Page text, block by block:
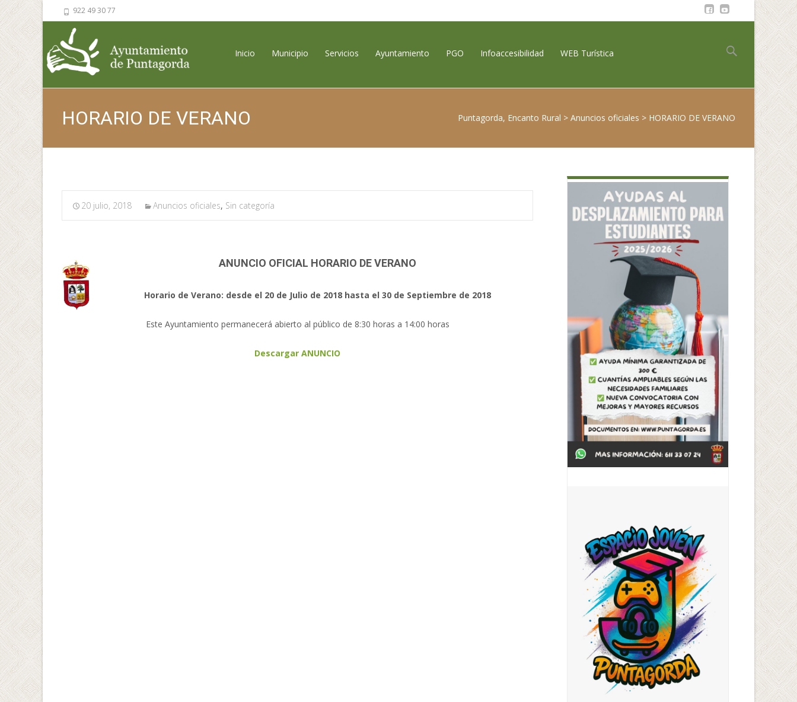
922 49 30 77
Inicio
Municipio Servicios Ayuntamiento PGO Infoaccesibilidad WEB Turística
Buscar:
HORARIO DE VERANO Puntagorda, Encanto Rural > Anuncios oficiales > HORARIO DE VERANO
20 julio, 2018 Anuncios oficiales, Sin categoría
ANUNCIO OFICIAL HORARIO DE VERANO
Horario de Verano: desde el 20 de Julio de 2018 hasta el 30 de Septiembre de 2018
Este Ayuntamiento permanecerá abierto al público de 8:30 horas a 14:00 horas
Descargar ANUNCIO